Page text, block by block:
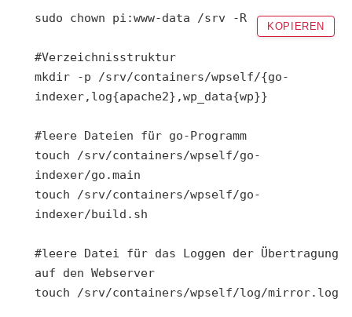
sudo chown pi:www-data /srv -R
#Verzeichnisstruktur
mkdir -p /srv/containers/wpself/{go-
indexer,log{apache2},wp_data{wp}}
#leere Dateien für go-Programm
touch /srv/containers/wpself/go-
indexer/go.main
touch /srv/containers/wpself/go-
indexer/build.sh
#leere Datei für das Loggen der Übertragung
auf den Webserver
touch /srv/containers/wpself/log/mirror.log
KOPIEREN